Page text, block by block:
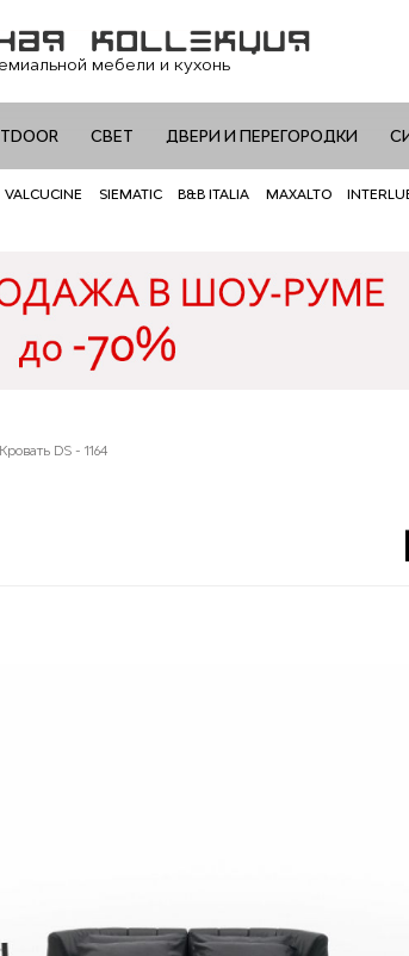
мебели и кухонь
СВЕТ ДВЕРИ И ПЕРЕГОРОДКИ
VALCUCINE SIEMATIC B&B ITALIA MAXALTO
Кровать DS - 1164